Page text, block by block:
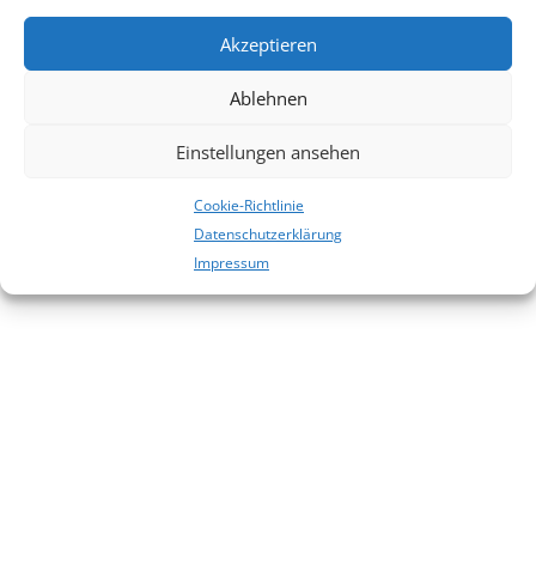
Akzeptieren
Ablehnen
Einstellungen ansehen
Cookie-Richtlinie
Datenschutzerklärung
Impressum
Neueste Kommentare